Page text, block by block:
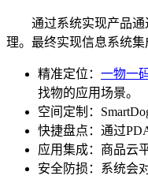
通过系统实现产品通过
理。最终实现信息系统
精准定位： 一物一
找物的应用场景。
空间定制：
快捷盘点：通过
应用集成：商品云
安全防损：系统会